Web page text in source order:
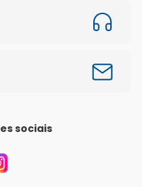
sociais